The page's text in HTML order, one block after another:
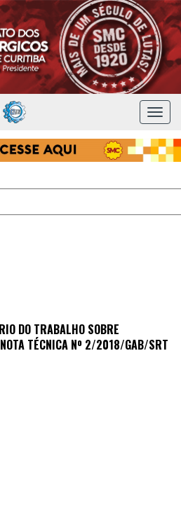
MENU
DO TRABALHO SOBRE
TÉCNICA Nº 2/2018/GAB/SRT